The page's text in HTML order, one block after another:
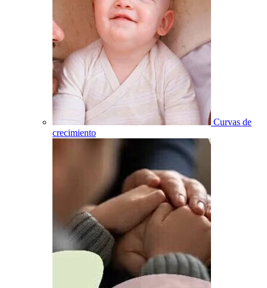
Curvas de
crecimiento